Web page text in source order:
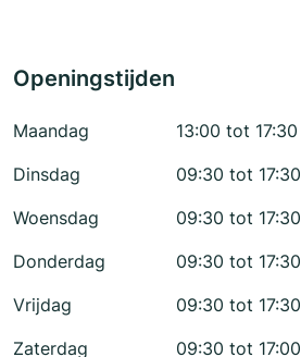
Openingstijden
Maandag
13:00 tot 17:30
Dinsdag
09:30 tot 17:30
Woensdag
09:30 tot 17:30
Donderdag
09:30 tot 17:30
Vrijdag
09:30 tot 17:30
Zaterdag
09:30 tot 17:00